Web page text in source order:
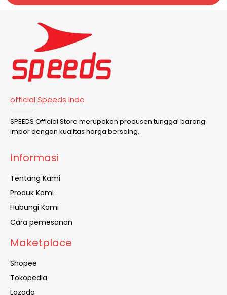
official Speeds Indo
SPEEDS Official Store merupakan produsen tunggal barang
impor dengan kualitas harga bersaing.
Informasi
Tentang Kami
Produk Kami
Hubungi Kami
Cara pemesanan
Maketplace
Shopee
Tokopedia
Lazada